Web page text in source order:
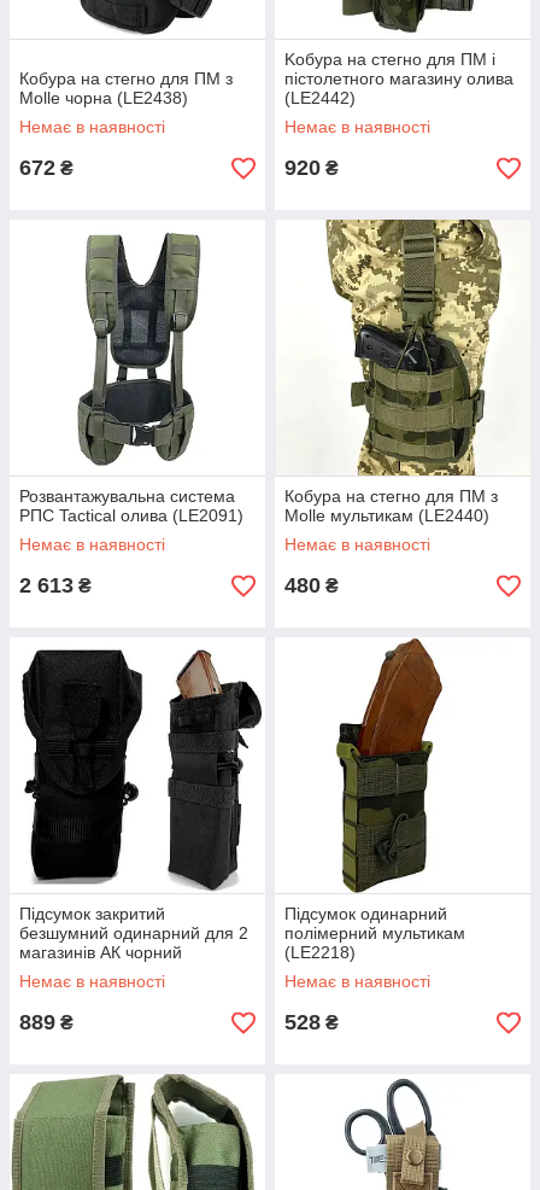
Кобура на стегно для ПМ з
Molle чорна (LE2438)
Немає в наявності
672 ₴
Koбура на стегно для ПМ і
пістолетного магазину олива
(LE2442)
Немає в наявності
920 ₴
Розвантажувальна система
РПС Tactical олива (LE2091)
Немає в наявності
2 613 ₴
Кобура на стегно для ПМ з
Molle мультикам (LE2440)
Немає в наявності
480 ₴
Підсумок закритий
безшумний одинарний для 2
магазинів АК чорний
(LE2130)
Немає в наявності
889 ₴
Підсумок одинарний
полімерний мультикам
(LE2218)
Немає в наявності
528 ₴